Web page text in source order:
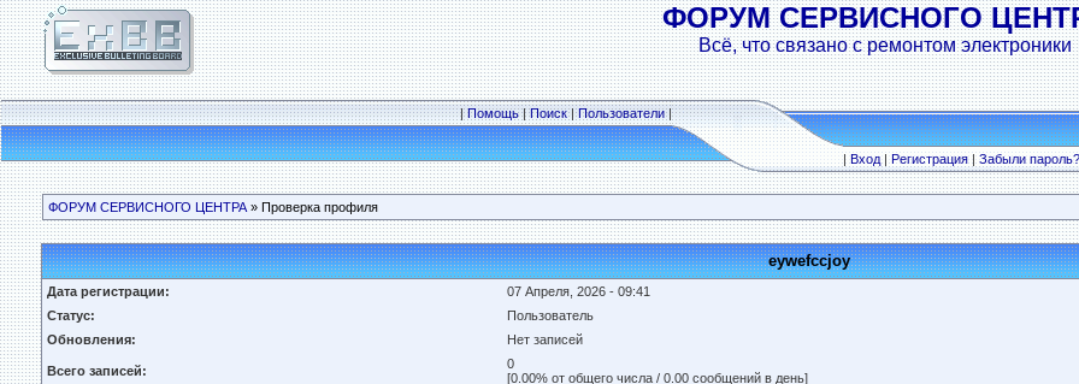
ФОРУМ СЕРВИСНОГО
Всё, что связано с ремонтом электроники
|Помощь|Поиск|Пользователи|
|Вход|Регистрация|Забыли пароль?
ФОРУМ СЕРВИСНОГО ЦЕНТРА » Проверка профиля
eywefccjoy
Дата регистрации:
07 Апреля, 2026 - 09:41
Статус:
Пользователь
Обновления:
Нет записей
Всего записей:
0
[0.00% от общего числа / 0.00 сообщений в день]